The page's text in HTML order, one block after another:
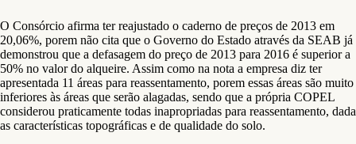
O Consórcio afirma ter reajustado o caderno de preços de 2013 em
20,06%, porem não cita que o Governo do Estado através da SEAB já
demonstrou que a defasagem do preço de 2013 para 2016 é superior a
50% no valor do alqueire. Assim como na nota a empresa diz ter
apresentada 11 áreas para reassentamento, porem essas áreas são muito
inferiores às áreas que serão alagadas, sendo que a própria COPEL
considerou praticamente todas inapropriadas para reassentamento, dada
as características topográficas e de qualidade do solo.